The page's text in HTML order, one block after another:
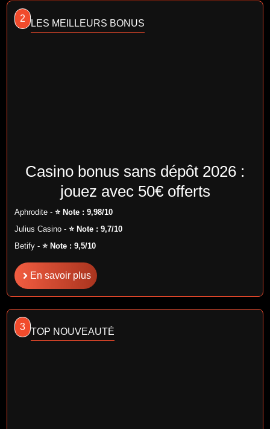
2 LES MEILLEURS BONUS
Casino bonus sans dépôt 2026 :
jouez avec 50€ offerts
Aphrodite -⭐ Note : 9,98/10
Julius Casino -⭐ Note : 9,7/10
Betify -⭐ Note : 9,5/10
En savoir plus
3 TOP NOUVEAUTÉ